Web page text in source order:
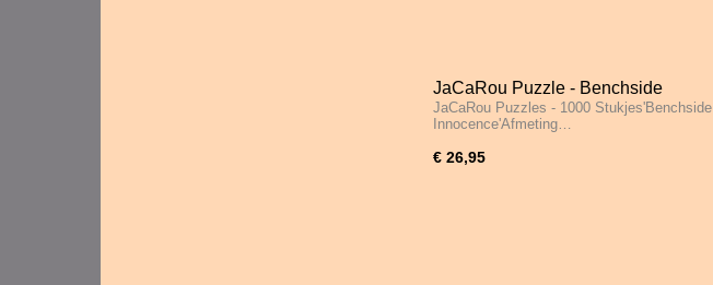
JaCaRou Puzzle - Benchside
Innocence - 1000 Stukjes
JaCaRou Puzzles - 1000 Stukjes'Benchside
Innocence'Afmeting…
€ 26,95